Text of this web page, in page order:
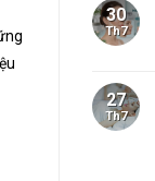
30
Th7
27
Th7